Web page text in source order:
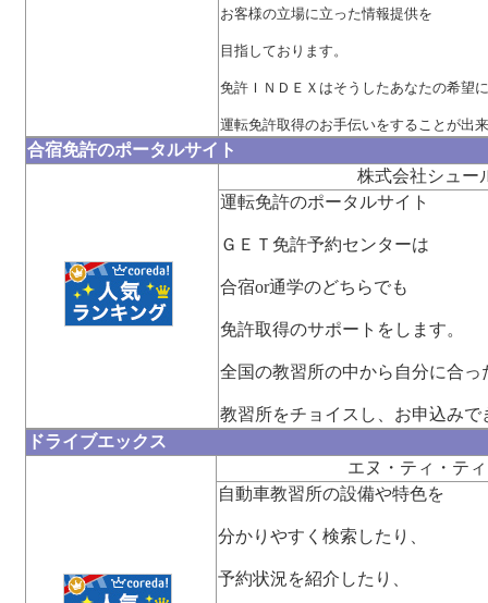
お客様の立場に立った情報提供を
目指しております。
免許ＩＮＤＥＸはそうしたあなたの希望
運転免許取得のお手伝いをすることが出
合宿免許のポータルサイト
株式会社シュー
運転免許のポータルサイト
ＧＥＴ免許予約センターは
合宿or通学のどちらでも
免許取得のサポートをします。
全国の教習所の中から自分に合っ
教習所をチョイスし、お申込みで
ドライブエックス
エヌ・ティ・テ
自動車教習所の設備や特色を
分かりやすく検索したり、
予約状況を紹介したり、